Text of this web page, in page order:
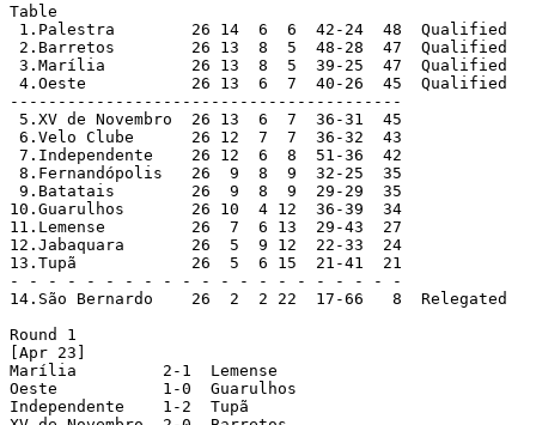
Table
1.Palestra        26 14  6  6  42-24  48  Qualified
2.Barretos        26 13  8  5  48-28  47  Qualified
3.Marília         26 13  8  5  39-25  47  Qualified
4.Oeste           26 13  6  7  40-26  45  Qualified
-----------------------------------------
5.XV de Novembro  26 13  6  7  36-31  45
6.Velo Clube      26 12  7  7  36-32  43
7.Independente    26 12  6  8  51-36  42
8.Fernandópolis   26  9  8  9  32-25  35
9.Batatais        26  9  8  9  29-29  35
10.Guarulhos       26 10  4 12  36-39  34
11.Lemense         26  7  6 13  29-43  27
12.Jabaquara       26  5  9 12  22-33  24
13.Tupã            26  5  6 15  21-41  21
- - - - - - - - - - - - - - - - - - - - -
14.São Bernardo    26  2  2 22  17-66   8  Relegated
Round 1
[Apr 23]
Marília         2-1  Lemense
Oeste           1-0  Guarulhos
Independente    1-2  Tupã